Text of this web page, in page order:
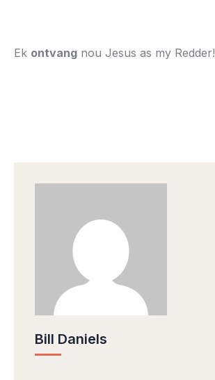
Ek ontvang nou Jesus as my Redder!
Bill Daniels